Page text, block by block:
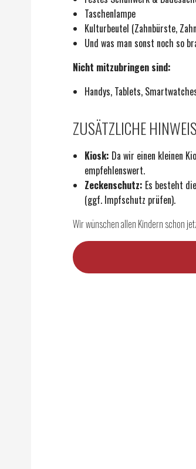
Taschenlampe
Kulturbeutel (Zahnbürste,
Und was man sonst noch so
Nicht mitzubringen sind:
Handys, Tablets,
ZUSÄTZLICHE
Kiosk: Da wir einen kleinen
empfehlenswert.
Zeckenschutz: Es besteht
(ggf. Impfschutz prüfen).
Wir wünschen allen Kindern schon